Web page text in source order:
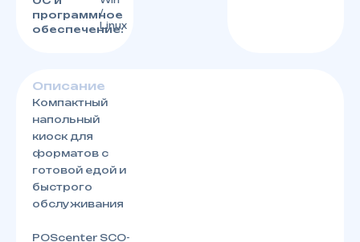
программное
обеспечение:
/
Linux
Описание
Компактный
напольный
киоск для
форматов с
готовой едой и
быстрого
обслуживания
POScenter SCO-